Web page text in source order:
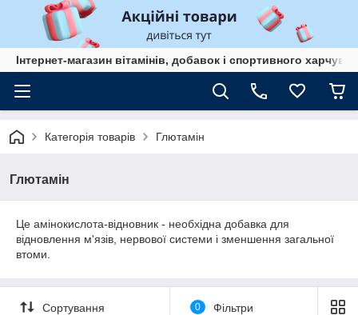
Інтернет-магазин вітамінів, добавок і спортивного
Категорія товарів Глютамін
Глютамін
Це амінокислота-відновник - необхідна добавка для
відновлення м'язів, нервової системи і зменшення загальної
втоми.
Сортування 0 Фільтри